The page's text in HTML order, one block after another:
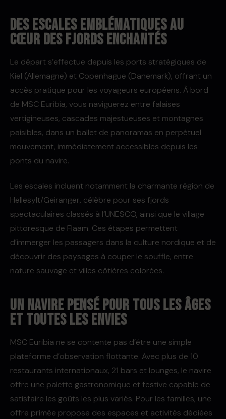
Des escales emblématiques au
cœur des fjords enchantés
Le départ s’effectue depuis les ports stratégiques de
Kiel (Allemagne) et Copenhague (Danemark), offrant un
accès pratique pour les voyageurs européens. À bord
de MSC Euribia, vous naviguerez entre falaises
vertigineuses, cascades majestueuses et montagnes
paisibles, dans un ballet de panoramas en perpétuel
mouvement, immédiatement accessibles depuis les
ponts du navire.
Les escales incluent notamment la charmante région de
Hellesylt/Geiranger, célèbre pour ses fjords
spectaculaires classés à l’UNESCO, ainsi que le village
pittoresque de Flaam. Ces étapes permettent
d’immerger les passagers dans la culture nordique et de
découvrir des paysages à couper le souffle, entre
nature sauvage et villes côtières colorées.
Un navire pensé pour tous les âges
et toutes les envies
MSC Euribia ne se contente pas d’être une simple
plateforme d’observation flottante. Avec plus de 10
restaurants internationaux, 21 bars et lounges, le navire
offre une palette gastronomique et festive capable de
satisfaire les goûts les plus variés. Pour les familles, une
offre primée propose des espaces et activités dédiées